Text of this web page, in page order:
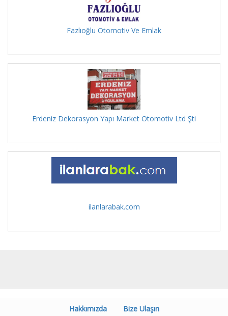
Fazlıoğlu Otomotiv Ve Emlak
Erdeniz Dekorasyon Yapı Market Otomotiv Ltd Şti
ilanlarabak.com
Hakkımızda Bize Ulaşın